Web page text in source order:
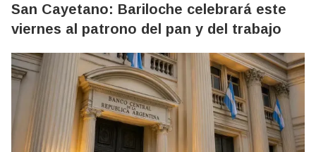
San Cayetano: Bariloche celebrará este
viernes al patrono del pan y del trabajo